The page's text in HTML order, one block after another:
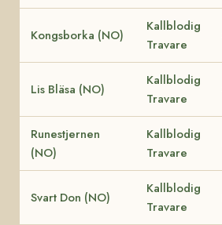
Kongsborka (NO)
Kallblodig
Travare
Lis Bläsa (NO)
Kallblodig
Travare
Runestjernen
(NO)
Kallblodig
Travare
Svart Don (NO)
Kallblodig
Travare